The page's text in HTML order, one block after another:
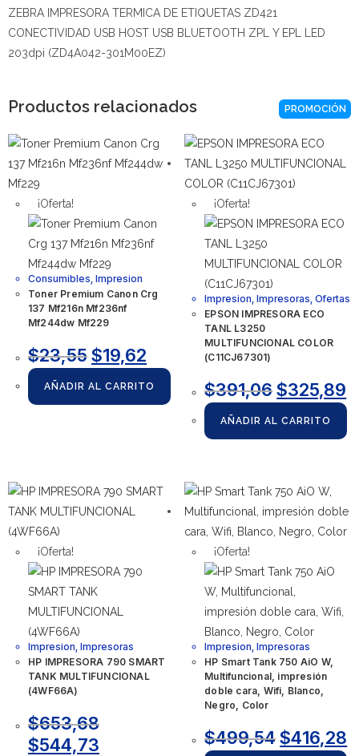
ZEBRA IMPRESORA TERMICA DE ETIQUETAS ZD421
CONECTIVIDAD USB HOST USB BLUETOOTH ZPL Y EPL LED
203dpi (ZD4A042-301M00EZ)
Productos relacionados
¡Oferta!
Consumibles, Impresion
Toner Premium Canon Crg
137 Mf216n Mf236nf
Mf244dw Mf229
$23,55$19,62
AÑADIR AL CARRITO
PROMOCIÓN
¡Oferta!
Impresion,Impresoras,Ofertas
EPSON IMPRESORA ECO
TANL L3250
MULTIFUNCIONAL COLOR
(C11CJ67301)
$391,06 $325,89
AÑADIR AL CARRITO
¡Oferta!
Impresion Impresoras
HP IMPRESORA 790 SMART
TANK MULTIFUNCIONAL
(4WF66A)
$653,68
$544,73
¡Oferta!
Impresion ,Impresoras
HP Smart Tank 750 AiO W,
Multifuncional, impresión
doble cara, Wifi, Blanco,
Negro, Color
$499,54 $416,28